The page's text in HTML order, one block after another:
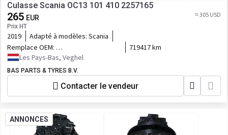
Culasse Scania OC13 101 410 2257165
265 EUR
Prix HT
≈ 305 USD
2019 Adapté à modèles: Scania
Remplace OEM:
2257165,575963,2307304,575990,2619962,2549746,2608566,3077487
719417 km
Les Pays-Bas, Veghel
BAS PARTS & TYRES B.V.
Contacter le vendeur
ANNONCES